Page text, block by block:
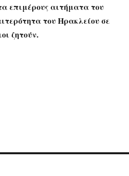
επιμέρους αιτήματα του
του Ηρακλείου σε
ζητούν.